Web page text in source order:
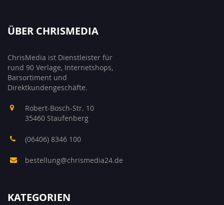
ÜBER CHRISMEDIA
ChrisMedia ist Dienstleister für
rund 90 Verlage, Internetshops,
Barsortiment und
Direktkundengeschäfte.
Robert-Bosch-Str. 10
35460 Staufenberg
(06406) 8346 100
bestellung@chrismedia24.de
KATEGORIEN